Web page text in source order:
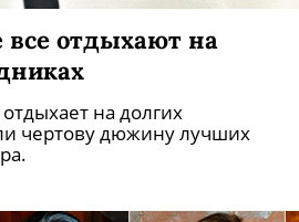
все отдыхают на
на долгих
чертову дюжину лучших